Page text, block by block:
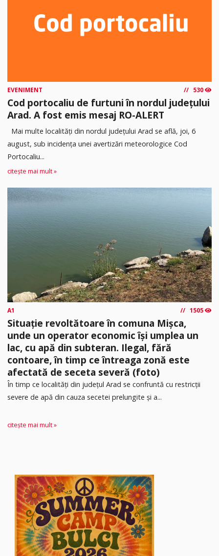
EVENIMENT 530
Cod portocaliu de furtuni în nordul județului
Arad. A fost emis mesaj RO-ALERT
Mai multe localități din nordul județului Arad se află, joi, 6
august, sub incidența unei avertizări meteorologice Cod
Portocaliu...
citește mai mult »
A1 1505
Situație revoltătoare în comuna Mișca,
unde un operator economic își umplea un
lac, cu apă din subteran. Ilegal, fără
contoare, în timp ce întreaga zonă este
afectată de seceta severă (foto)
În timp ce localități din județul Arad se confruntă cu restricții
severe de apă din cauza secetei prelungite și a...
citește mai mult »